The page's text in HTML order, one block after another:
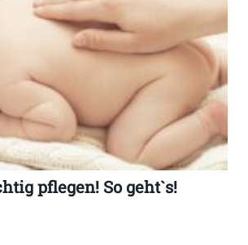
pflegen! So geht`s!